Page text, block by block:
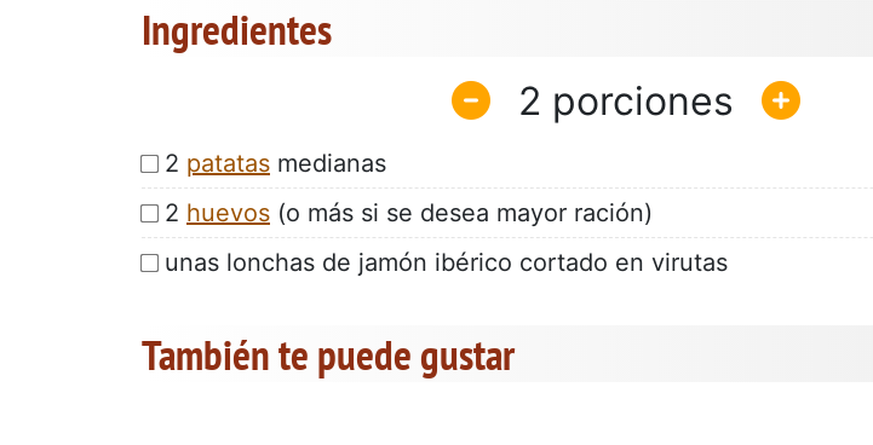
Ingredientes
2
2 patatas medianas
2 huevos (o más si se desea mayor ración)
unas lonchas de jamón ibérico cortado en virutas
También te puede gustar